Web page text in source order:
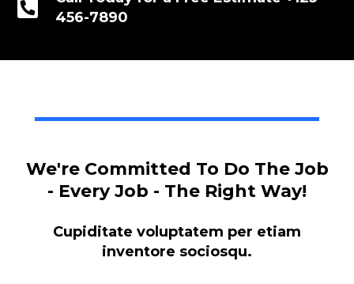
456-7890
We're Committed To Do The Job
- Every Job - The Right Way!
Cupiditate voluptatem per etiam
inventore sociosqu.